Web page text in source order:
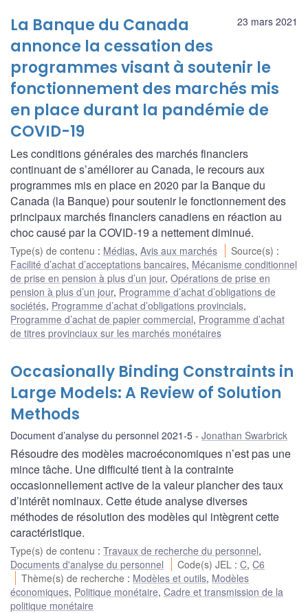
23 mars 2021
La Banque du Canada
annonce la cessation des
programmes visant à soutenir le
fonctionnement des marchés mis
en place durant la pandémie de
COVID-19
Les conditions générales des marchés financiers
continuant de s’améliorer au Canada, le recours aux
programmes mis en place en 2020 par la Banque du
Canada (la Banque) pour soutenir le fonctionnement des
principaux marchés financiers canadiens en réaction au
choc causé par la COVID-19 a nettement diminué.
Type(s) de contenu : Médias, Avis aux marchés Source(s) :
Facilité d’achat d’acceptations bancaires, Mécanisme conditionnel
de prise en pension à plus d’un jour, Opérations de prise en
pension à plus d’un jour, Programme d’achat d’obligations de
sociétés, Programme d’achat d’obligations provincials,
Programme d’achat de papier commercial, Programme d’achat
de titres provinciaux sur les marchés monétaires
Occasionally Binding Constraints in
Large Models: A Review of Solution
Methods
Document d’analyse du personnel 2021-5 Jonathan Swarbrick
Résoudre des modèles macroéconomiques n’est pas une
mince tâche. Une difficulté tient à la contrainte
occasionnellement active de la valeur plancher des taux
d’intérêt nominaux. Cette étude analyse diverses
méthodes de résolution des modèles qui intègrent cette
caractéristique.
Type(s) de contenu : Travaux de recherche du personnel,
Documents d'analyse du personnel
Code(s) JEL :C,C6
Thème(s) de recherche : Modèles et outils, Modèles
économiques, Politique monétaire, Cadre et transmission de la
politique monétaire